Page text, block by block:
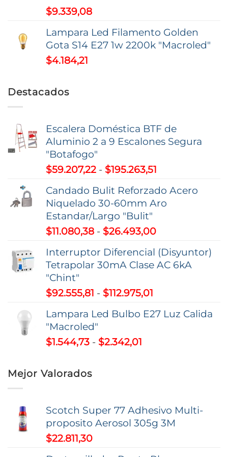
$9.339,08
Lampara Led Filamento Golden
Gota S14 E27 1w 2200k "Macroled"
$4.184,21
Destacados
Escalera Doméstica BTF de
Aluminio 2 a 9 Escalones Segura
"Botafogo"
$59.207,22 - $195.263,51
precios:
desde
$195.263,51
Candado Bulit Reforzado Acero
Niquelado 30-60mm Aro
Estandar/Largo "Bulit"
$11.080,38 - $26.493,00Rango
precios:
desde
$26.493,00
Interruptor Diferencial (Disyuntor)
Tetrapolar 30mA Clase AC 6kA
"Chint"
$92.555,81 - $112.975,01
precios:
Lampara Led Bulbo E27 Luz Calida
"Macroled"
$1.544,73 - $2.342,01
hasta
$2.342,01
Mejor Valorados
Scotch Super 77 Adhesivo Multi-
proposito Aerosol 305g 3M
$22.811,30